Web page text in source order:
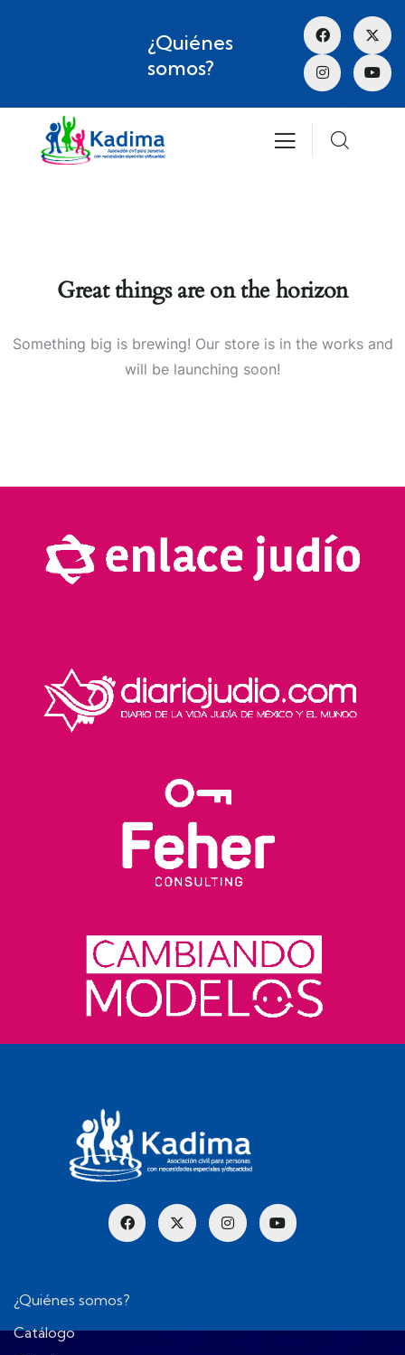
¿Quiénes
somos?
Great things are on the horizon
Something big is brewing! Our store is in the works and
will be launching soon!
¿Quiénes somos?
Catálogo